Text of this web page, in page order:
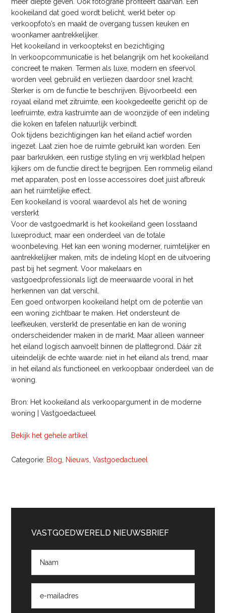
kookeiland dat goed wordt belicht, werkt beter op
verkoopfoto’s en maakt de overgang tussen keuken en
woonkamer aantrekkelijker.
Het kookeiland in verkooptekst en bezichtiging
In verkoopcommunicatie is het belangrijk om het kookeiland
concreet te maken. Termen als luxe, modern en sfeervol
worden veel gebruikt en verliezen daardoor snel kracht.
Sterker is om de functie te beschrijven. Bijvoorbeeld: een
royaal eiland met zitruimte, een kookgedeelte gericht op de
leefruimte, extra kastruimte aan de woonzijde of een indeling
die koken en tafelen natuurlijk verbindt.
Ook tijdens bezichtigingen kan het eiland actief worden
ingezet. Laat zien hoe de ruimte gebruikt kan worden. Een
paar barkrukken, een rustige styling en vrij werkblad helpen
kijkers om de functie direct te begrijpen. Een rommelig eiland
met apparaten, post en losse accessoires doet juist afbreuk
aan het ruimtelijke effect.
Een kookeiland is vooral waardevol als het de woning
versterkt
Voor de vastgoedmarkt is het kookeiland geen losstaand
luxeproduct, maar een onderdeel van de totale
woonbeleving. Het kan een woning moderner, ruimtelijker en
aantrekkelijker maken, mits de indeling klopt en de uitvoering
past bij het segment. Voor makelaars en
vastgoedprofessionals ligt de meerwaarde vooral in het
herkennen van dat verschil.
Een goed ontworpen kookeiland helpt om de potentie van
een woning zichtbaar te maken. Het ondersteunt de
leefkeuken, versterkt de presentatie en kan de woning
onderscheidender maken in de markt. Maar alleen wanneer
het eiland logisch aanvoelt binnen de plattegrond. Dáár zit
uiteindelijk de echte waarde: niet in het eiland als trend, maar
in het eiland als functioneel en verkoopbaar onderdeel van de
woning.
Bron: Het kookeiland als verkoopargument in de moderne
woning | Vastgoedactueel
Bekijk het gehele artikel
Categorie: Blog Nieuws ,Vastgoedactueel
Sidebar
VASTGOEDWERELD NIEUWSBRIEF